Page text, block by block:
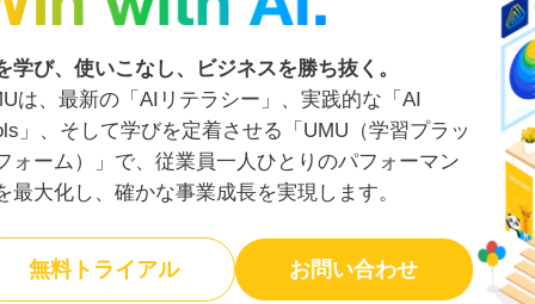
学び、使いこなし、ビジネスを勝ち抜く。
は、最新の「AIリテラシー」、実践的な「AI
」、そして学びを定着させる「UMU（学習プラッ
ォーム）」で、従業員一人ひとりのパフォーマン
最大化し、確かな事業成長を実現します。
無料トライアル お問い合わせ